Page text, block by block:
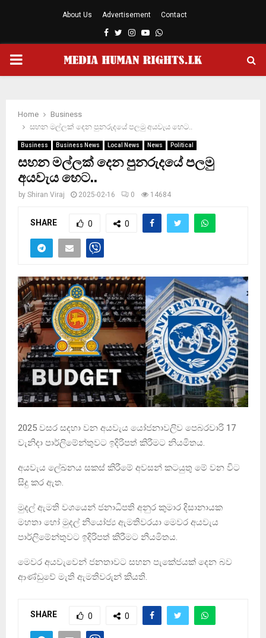
About Us Advertisement Contact
Facebook
TwitterInstagram
YoutubeWhatsapp
PRIMARY
Home
Business
සහන මල්ලක් දෙන පුනරුදයේ පලමු අයවැය හෙට..
Business Business News Local News News Political
සහන මල්ලක් දෙන පුනරුදයේ පලමු
අයවැය හෙට..
by Shiran Viraj 2025-02-16 0 14684
SHARE 0 0
2025 වසර සදහා වන අයවැය යෝජනාවලිව පෙබරවාරි 17
වැනිදා පාර්ලිමේන්තුවට ඉදිරිපත් කිරීමට නියමිතය.
අයවැය ලේඛනය සකස් කිරීමේ අවසන් කටයුතු මේ වන විට
සිදු කර ඇත.
මුදල් ඇමති වශයෙන් ජනාධිපති අනුර කුමාර දිසානායක
මහතා හෝ මුදල් නියෝජ්‍ය ඇමතිවරයා මෙවර අයවැය
පාර්ලිමේන්තුවට ඉදිරිපත් කිරීමට නියමිතය.
මෙවර අයවැවෙන් ජනතාවට සහන පැකේජයක් දෙන බව
ආණ්ඩුවේ මැති ඇමතිවරුන් කියති.
SHARE 0 0